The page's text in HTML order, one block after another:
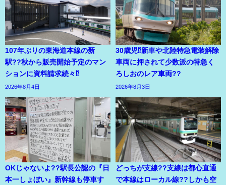
107年ぶりの東海道本線の新
駅??秋から販売開始予定のマン
ションに資料請求続々⁉
2026年8月4日
30歳児⁉新車や北陸特急電装解除
車両に押されて少数派の特急く
ろしおのレア車両??
2026年8月3日
OKじゃないよ??駅長公認の『日
本一しょぼい』新幹線も停車す
どっちが支線??支線は都心直通
で本線はローカル線??しかも空